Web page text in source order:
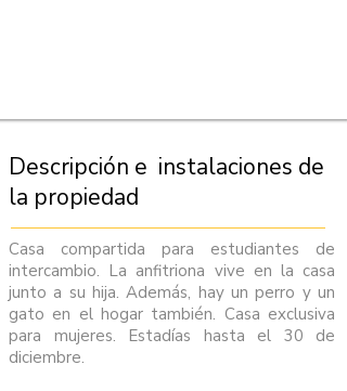
Descripción e instalaciones de
la propiedad
Casa compartida para estudiantes de
intercambio. La anfitriona vive en la casa
junto a su hija. Además, hay un perro y un
gato en el hogar también. Casa exclusiva
para mujeres. Estadías hasta el 30 de
diciembre.